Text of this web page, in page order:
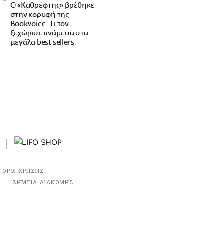
Ο «Καθρέφτης» βρέθηκε
στην κορυφή της
Bookvoice. Τι τον
ξεχώρισε ανάμεσα στα
μεγάλα best sellers;
ΟΡΟΙ ΧΡΗΣΗΣ
ΣΗΜΕΙΑ ΔΙΑΝΟΜΗΣ